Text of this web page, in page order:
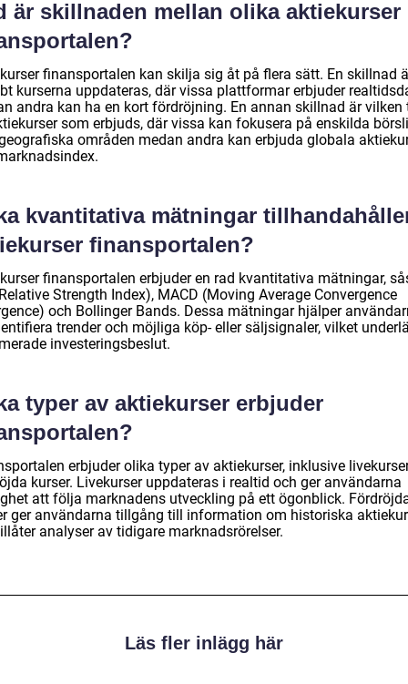
är skillnaden mellan olika aktiekurser
finansportalen kan skilja sig åt på flera sätt. En skillnad
kurserna uppdateras, där vissa plattformar erbjuder
andra kan ha en kort fördröjning. En annan skillnad är vilken
som erbjuds, där vissa kan fokusera på enskilda
områden medan andra kan erbjuda globala
kvantitativa mätningar
finansportalen?
finansportalen erbjuder en rad kvantitativa mätningar,
Strength Index), MACD (Moving Average Convergence
och Bollinger Bands. Dessa mätningar hjälper
trender och möjliga köp- eller säljsignaler, vilket
investeringsbeslut.
typer av aktiekurser erbjuder
erbjuder olika typer av aktiekurser, inklusive
kurser. Livekurser uppdateras i realtid och ger användarna
att följa marknadens utveckling på ett ögonblick.
ger användarna tillgång till information om historiska
analyser av tidigare marknadsrörelser.
Läs fler inlägg här